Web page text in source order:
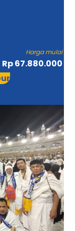
Harga mulai
Rp 67.880.000